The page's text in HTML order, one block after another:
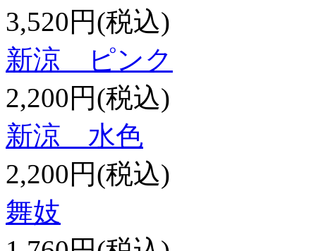
3,520円(税込)
新涼 ピンク
2,200円(税込)
新涼 水色
2,200円(税込)
舞妓